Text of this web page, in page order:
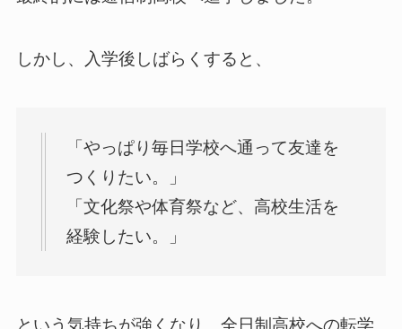
しかし、入学後しばらくすると、
「やっぱり毎日学校へ通って友達を
つくりたい。」
「文化祭や体育祭など、高校生活を
経験したい。」
という気持ちが強くなり、全日制高校への転学